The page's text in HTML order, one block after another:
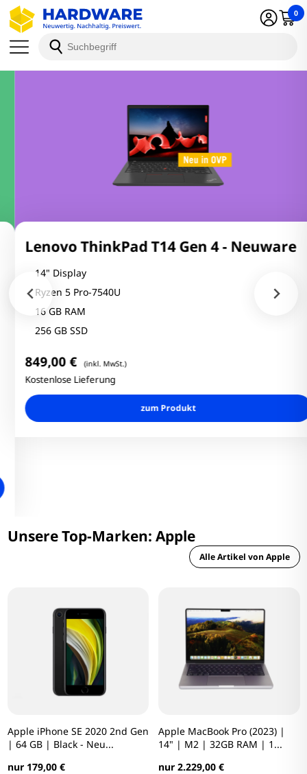
0
Lenovo ThinkPad T14 Gen 4 - Neuware
14" Display
Ryzen 5 Pro-7540U
16 GB RAM
256 GB SSD
849,00 € (inkl. MwSt.)
Kostenlose Lieferung
zum Produkt
Unsere Top-Marken: Apple
Alle Artikel von Apple
Apple iPhone SE 2020 2nd Gen
| 64 GB | Black - Neu...
nur 179,00 €
Apple MacBook Pro (2023) |
14" | M2 | 32GB RAM | 1...
nur 2.229,00 €